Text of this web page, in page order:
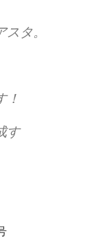
タ。
！
す